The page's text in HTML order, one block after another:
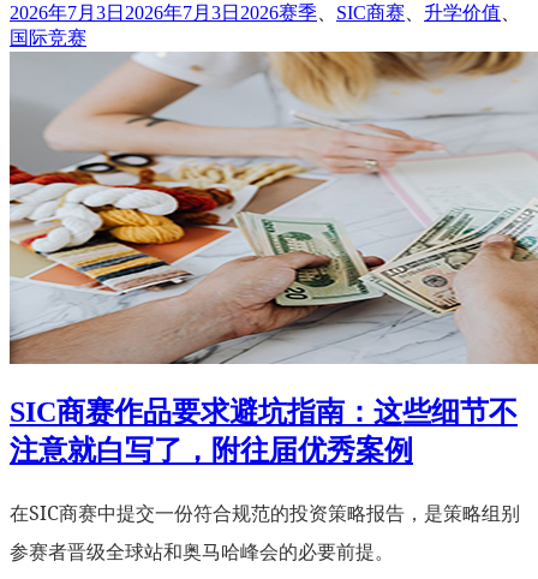
发
布
2026年7月3日 2026年7月3日 标
2026赛季、 SIC商赛、 升学价值、
国际竞赛
SIC商赛作品要求避坑指南：这些细节不
注意就白写了，附往届优秀案例
在SIC商赛中提交一份符合规范的投资策略报告，是策略组别
参赛者晋级全球站和奥马哈峰会的必要前提。